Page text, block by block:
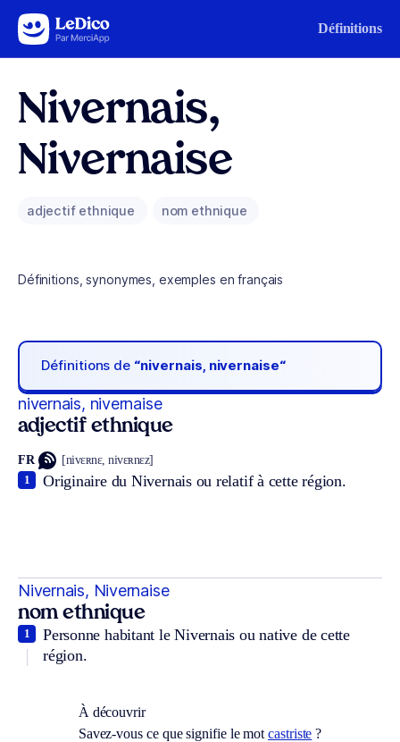
Aller au contenu Définitions
Nivernais,
Nivernaise
adjectif ethnique nom ethnique
Définitions, synonymes, exemples en français
Définitions de “nivernais, nivernaise“
nivernais, nivernaise
adjectif ethnique
FR [nivɛʀnɛ, nivɛʀnɛz]
Originaire du Nivernais ou relatif à cette région.
1
Nivernais, Nivernaise
nom ethnique
Personne habitant le Nivernais ou native de cette
région.
1
À découvrir
Savez-vous ce que signifie le motcastriste ?